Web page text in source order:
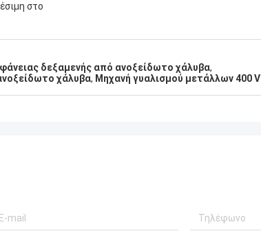
στο
δεξαμενής από ανοξείδωτο χάλυβα,
χάλυβα, Μηχανή γυαλισμού μετάλλων 400 V